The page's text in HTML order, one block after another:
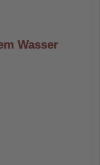
Wasser